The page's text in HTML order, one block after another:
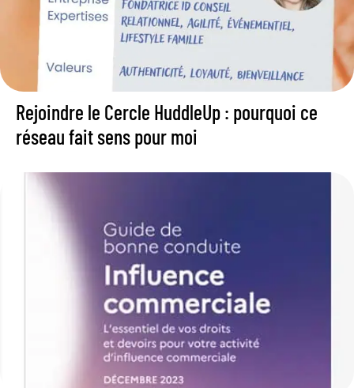
Rejoindre le Cercle HuddleUp : pourquoi ce
réseau fait sens pour moi